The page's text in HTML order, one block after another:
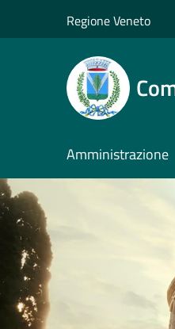
Regione Veneto
Amministrazione